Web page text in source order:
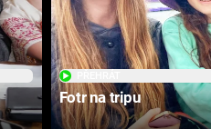
Fotr na tripu